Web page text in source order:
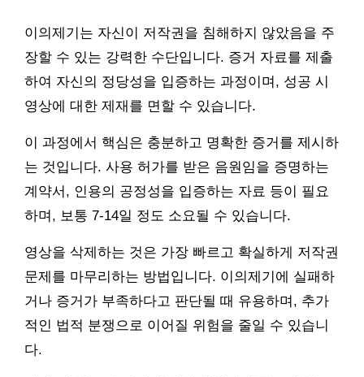
이의제기는 자신이 저작권을 침해하지 않았음을 주
장할 수 있는 강력한 수단입니다. 증거 자료를 제출
하여 자신의 정당성을 입증하는 과정이며, 성공 시
영상에 대한 제재를 면할 수 있습니다.
이 과정에서 핵심은 충분하고 명확한 증거를 제시하
는 것입니다. 사용 허가를 받은 음원임을 증명하는
계약서, 인용의 공정성을 입증하는 자료 등이 필요
하며, 보통 7-14일 정도 소요될 수 있습니다.
영상을 삭제하는 것은 가장 빠르고 확실하게 저작권
문제를 마무리하는 방법입니다. 이의제기에 실패하
거나 증거가 부족하다고 판단될 때 유용하며, 추가
적인 법적 분쟁으로 이어질 위험을 줄일 수 있습니
다.